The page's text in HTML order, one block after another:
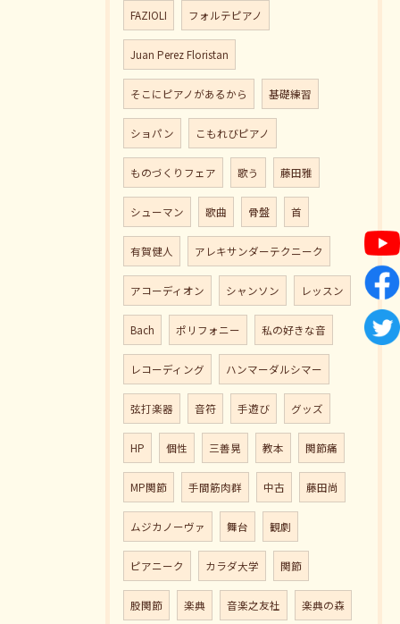
FAZIOLI フォルテピアノ
Juan Perez Floristan
そこにピアノがあるから 基礎練習
ショパン こもれびピアノ
ものづくりフェア 歌う 藤田雅
シューマン 歌曲 骨盤 首
有賀健人 アレキサンダーテクニーク
アコーディオン シャンソン レッスン
Bach ポリフォニー 私の好きな音
レコーディング ハンマーダルシマー
弦打楽器 音符 手遊び グッズ
HP 個性 三善晃 教本 関節痛
MP関節 手間筋肉群 中古 藤田尚
ムジカノーヴァ 舞台 観劇
ピアニーク カラダ大学 関節
股関節 楽典 音楽之友社 楽典の森